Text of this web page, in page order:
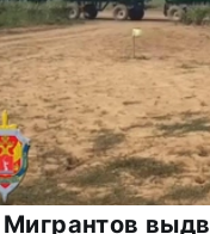
Мигрантов